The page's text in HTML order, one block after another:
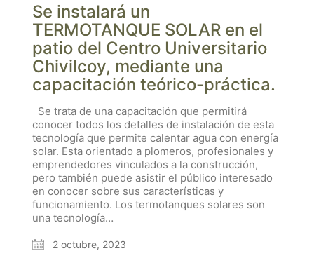
Se instalará un
TERMOTANQUE SOLAR en el
patio del Centro Universitario
Chivilcoy, mediante una
capacitación teórico-práctica.
Se trata de una capacitación que permitirá
conocer todos los detalles de instalación de esta
tecnología que permite calentar agua con energía
solar. Esta orientado a plomeros, profesionales y
emprendedores vinculados a la construcción,
pero también puede asistir el público interesado
en conocer sobre sus características y
funcionamiento. Los termotanques solares son
una tecnología…
2 octubre, 2023